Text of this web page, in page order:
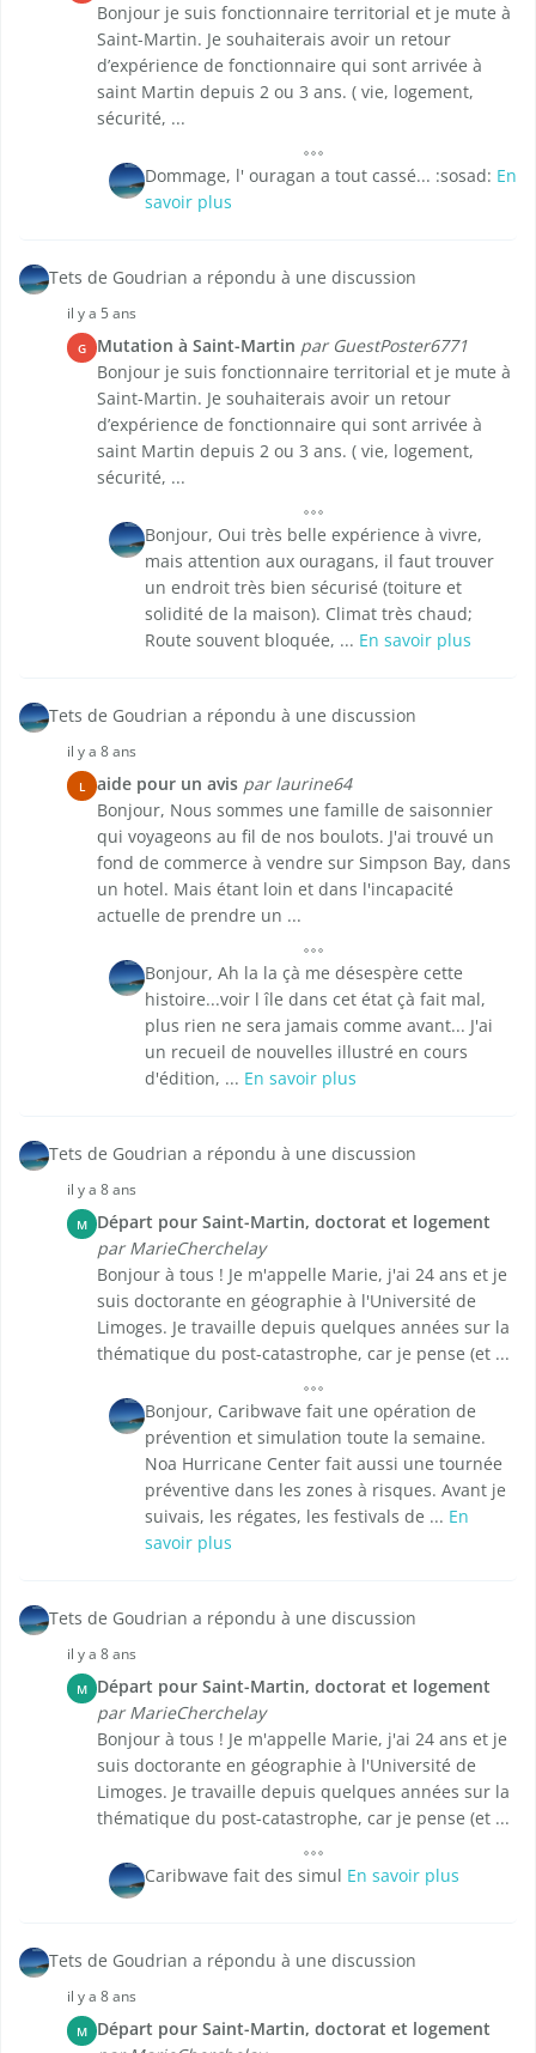
Bonjour je suis fonctionnaire territorial et je mute à
Saint-Martin. Je souhaiterais avoir un retour
d’expérience de fonctionnaire qui sont arrivée à
saint Martin depuis 2 ou 3 ans. ( vie, logement,
sécurité, ...
Dommage, l' ouragan a tout cassé... :sosad: En
savoir plus
Tets de Goudrian a répondu à une discussion
il y a 5 ans
G Mutation à Saint-Martin par GuestPoster6771
Bonjour je suis fonctionnaire territorial et je mute à
Saint-Martin. Je souhaiterais avoir un retour
d’expérience de fonctionnaire qui sont arrivée à
saint Martin depuis 2 ou 3 ans. ( vie, logement,
sécurité, ...
Bonjour, Oui très belle expérience à vivre,
mais attention aux ouragans, il faut trouver
un endroit très bien sécurisé (toiture et
solidité de la maison). Climat très chaud;
Route souvent bloquée, ... En savoir plus
Tets de Goudrian a répondu à une discussion
il y a 8 ans
L aide pour un avis par laurine64
Bonjour, Nous sommes une famille de saisonnier
qui voyageons au fil de nos boulots. J'ai trouvé un
fond de commerce à vendre sur Simpson Bay, dans
un hotel. Mais étant loin et dans l'incapacité
actuelle de prendre un ...
Bonjour, Ah la la çà me désespère cette
histoire...voir l île dans cet état çà fait mal,
plus rien ne sera jamais comme avant... J'ai
un recueil de nouvelles illustré en cours
d'édition, ... En savoir plus
Tets de Goudrian a répondu à une discussion
il y a 8 ans
M
Départ pour Saint-Martin, doctorat et logement
par MarieCherchelay
Bonjour à tous ! Je m'appelle Marie, j'ai 24 ans et je
suis doctorante en géographie à l'Université de
Limoges. Je travaille depuis quelques années sur la
thématique du post-catastrophe, car je pense (et ...
Bonjour, Caribwave fait une opération de
prévention et simulation toute la semaine.
Noa Hurricane Center fait aussi une tournée
préventive dans les zones à risques. Avant je
suivais, les régates, les festivals de ... En
savoir plus
Tets de Goudrian a répondu à une discussion
il y a 8 ans
M
Départ pour Saint-Martin, doctorat et logement
par MarieCherchelay
Bonjour à tous ! Je m'appelle Marie, j'ai 24 ans et je
suis doctorante en géographie à l'Université de
Limoges. Je travaille depuis quelques années sur la
thématique du post-catastrophe, car je pense (et ...
Caribwave fait des simul En savoir plus
Tets de Goudrian a répondu à une discussion
il y a 8 ans
M
Départ pour Saint-Martin, doctorat et logement